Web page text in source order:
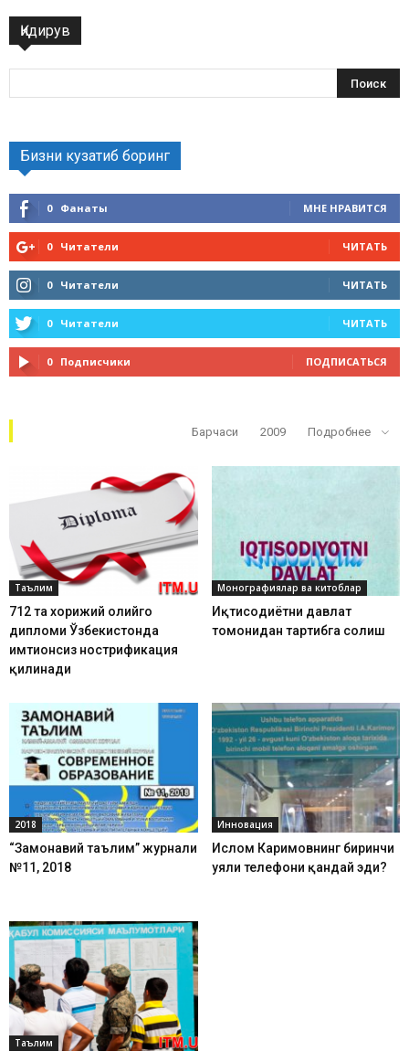
Қидирув
Бизни кузатиб боринг
0 Фанаты МНЕ НРАВИТСЯ
0 Читатели ЧИТАТЬ
0 Читатели ЧИТАТЬ
0 Читатели ЧИТАТЬ
0 Подписчики ПОДПИСАТЬСЯ
Барчаси 2009 Подробнее
Таълим
712 та хорижий олийгоҳ
дипломи Ўзбекистонда
имтиҳонсиз нострификация
қилинади
Монографиялар ва китоблар
Иқтисодиётни давлат
томонидан тартибга солиш
2018
“Замонавий таълим” журнали
№11, 2018
Инновация
Ислом Каримовнинг биринчи
уяли телефони қандай эди?
Таълим